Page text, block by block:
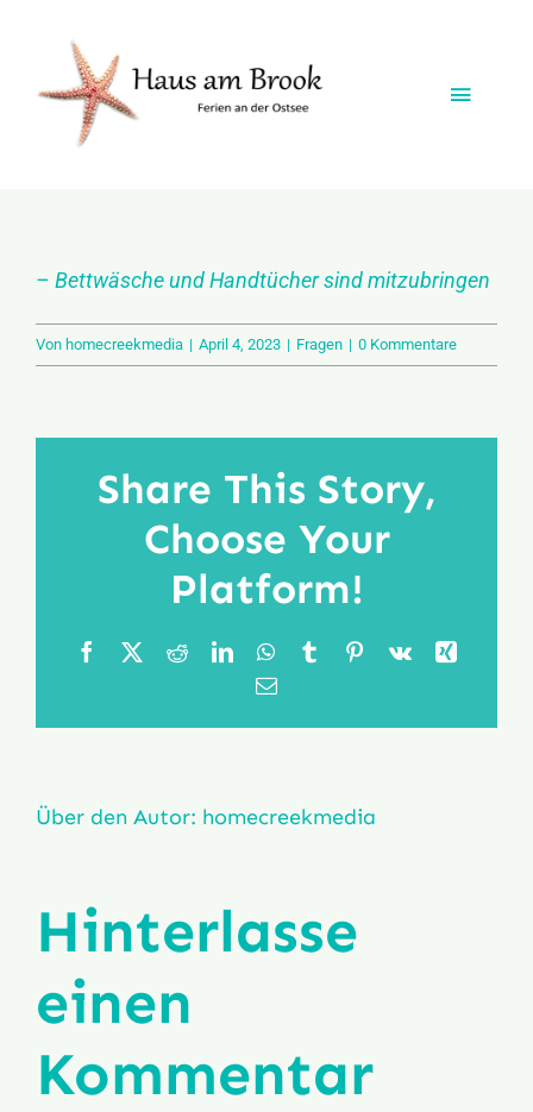
springen
Toggle
Vermietung
Freizeitangebote
– Bettwäsche und Handtücher sind mitzubringen
Von homecreekmedia | April 4, 2023 | Fragen | 0 Kommentare
Share This Story,
Choose Your
Platform!
Facebook RedditLinkedInWhatsApp
TumblrPinterest
Vk
Xing
E-
Über den Autor: homecreekmedia
Hinterlasse
einen
Kommentar